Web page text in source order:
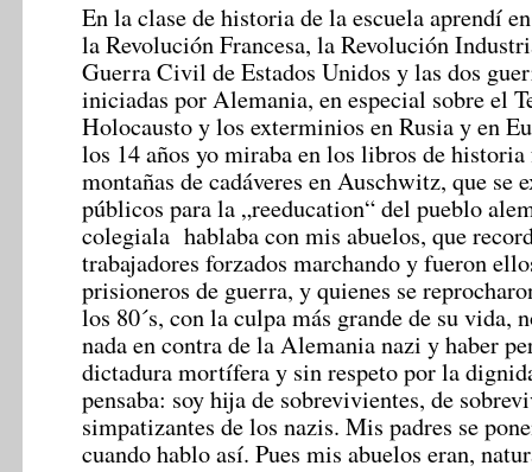
En la clase de historia de la escuela aprendí
la Revolución Francesa, la Revolución
Guerra Civil de Estados Unidos y las dos
iniciadas por Alemania, en especial sobre el
Holocausto y los exterminios en Rusia y en
los 14 años yo miraba en los libros de historia
montañas de cadáveres en Auschwitz, que se
públicos para la „reeducation“ del pueblo
colegiala hablaba con mis abuelos, que
trabajadores forzados marchando y fueron
prisioneros de guerra, y quienes se
los 80´s, con la culpa más grande de su vida,
nada en contra de la Alemania nazi y haber
dictadura mortífera y sin respeto por la
pensaba: soy hija de sobrevivientes, de
simpatizantes de los nazis. Mis padres se
cuando hablo así. Pues mis abuelos eran,